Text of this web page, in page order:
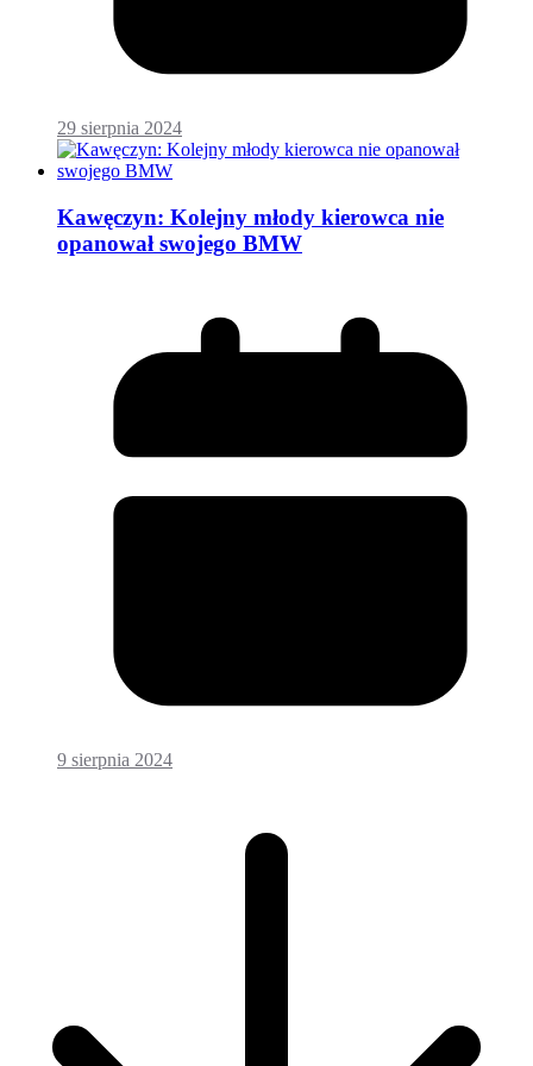
29 sierpnia 2024
Kawęczyn: Kolejny młody kierowca nie
opanował swojego BMW
9 sierpnia 2024